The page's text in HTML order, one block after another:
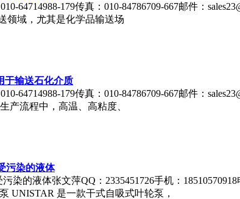
64714988-179传真：010-84786709-667邮件：
领域，尤其是化学品输送场
于输送石化介质
64714988-179传真：010-84786709-667邮件：
产流程中，高温、高粘度、
污染的液体
的液体张文萍QQ：2335451726手机：18510570918
泵 UNISTAR 是一款干式自吸式叶轮泵，